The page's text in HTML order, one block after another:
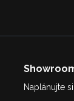
Naplánujte